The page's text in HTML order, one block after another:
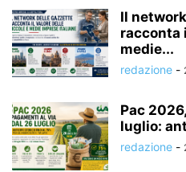
Il
racconta
medie...
redazione -
Pac
luglio:
redazione -